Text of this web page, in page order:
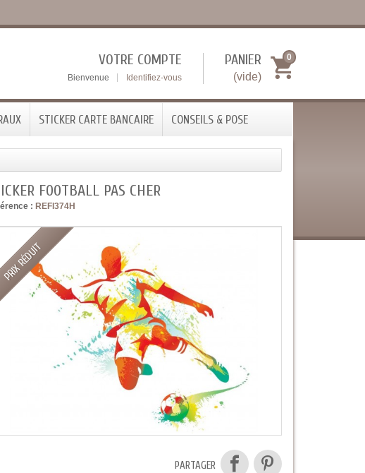
PANIER
(vide)
0
VOTRE COMPTE
Bienvenue Identifiez-vous
STICKER CARTE BANCAIRE CONSEILS & POSE
FOOTBALL PAS CHER
: REFI374H
PRIX RÉDUIT
PARTAGER